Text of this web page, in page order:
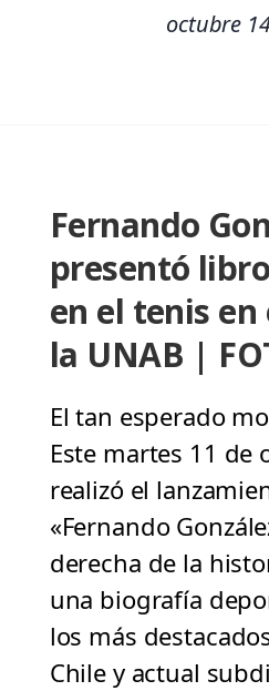
octubre
Fernando
presentó
en el tenis en
la UNAB |
El tan esperado
Este martes 11 de
realizó el
«Fernando
derecha de la
una biografía
los más
Chile y actual